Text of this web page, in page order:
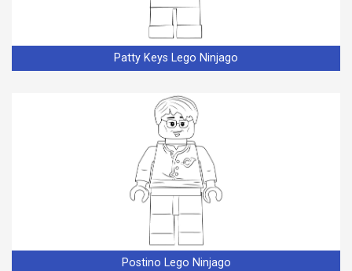
Patty Keys Lego Ninjago
Postino Lego Ninjago